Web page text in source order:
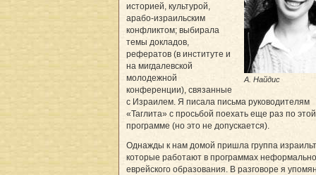
А. Найдис
историей, культурой,
арабо-израильским
конфликтом; выбирала
темы докладов,
рефератов (в институте и
на мигдалевской
молодежной
конференции), связанные
с Израилем. Я писала письма руководителям
«Таглита» с просьбой поехать еще раз по этой
программе (но это не допускается).
Однажды к нам домой пришла группа
которые работают в программах
еврейского образования. В разговоре я